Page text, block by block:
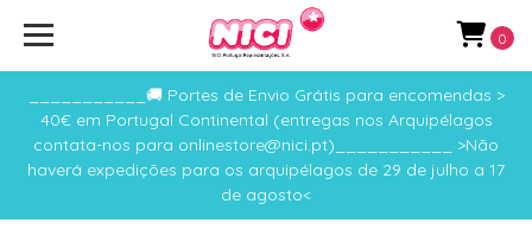
___________🚚 Portes de Envio Grátis para encomendas >
40€ em Portugal Continental (entregas nos Arquipélagos
contata-nos para onlinestore@nici.pt)___________ >Não
haverá expedições para os arquipélagos de 29 de julho a 17
de agosto<
0